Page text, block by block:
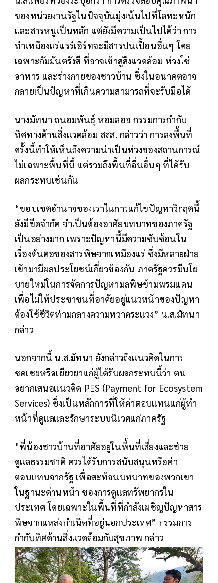
ของหน่วยงานรัฐในปัจจุบันมุ่งเน้นไปที่โลหะหนัก
และสารหนูเป็นหลัก แต่ยังมีความเป็นไปได้ว่า การ
ทำเหมืองแร่แรร์เอิร์ทจะมีสารปนเปื้อนอื่นๆ โดย
เฉพาะกัมมันตรังสี ที่อาจเข้าสู่สิ่งแวดล้อม ห่วงโซ่
อาหาร และร่างกายของชาวบ้าน ซึ่งในอนาคตอาจ
กลายเป็นปัญหาที่เกินความสามารถที่จะรับมือได้
นางมัทนา ถนอมพันธุ์ หอมลออ กรรมการกำกับ
ทิศทางด้านสิ่งแวดล้อม สสส. กล่าวว่า การลงพื้นที่
ครั้งนี้ทำให้เห็นถึงความน่าเป็นห่วงของสถานการณ์
ไม่เฉพาะพื้นที่นี้ แต่รวมถึงพื้นที่อื่นอื่นๆ ที่ได้รับ
ผลกระทบเช่นกัน
“ขอบเขตอำนาจของเราในการแก้ไขปัญหาวิกฤตนี้
ยังมีขีดจำกัด จำเป็นต้องอาศัยบทบาทของภาครัฐ
เป็นอย่างมาก เพราะปัญหานี้มีความซับซ้อนใน
เรื่องต้นตอของสารพิษจากเหมืองแร่ ซึ่งมีหลายฝ่าย
เข้ามามีผลประโยชน์เกี่ยวข้องกัน ภาครัฐควรมีนโย
บายใหม่ในการจัดการปัญหามลพิษข้ามพรมแดน
เพื่อไม่ให้ประชาชนที่อาศัยอยู่แนวหน้าของปัญหา
ต้องใช้ชีวิตท่ามกลางความหวาดระแวง” น.ส.มัทนา
กล่าว
นอกจากนี้ น.ส.มัทนา ยังกล่าวถึงแนวคิดในการ
ชดเชยหรือเยียวยาแก่ผู้ได้รับผลกระทบนี้ว่า ตน
อยากเสนอแนวคิด PES (Payment for Ecosystem
Services) ซึ่งเป็นหลักการที่ให้ค่าตอบแทนแก่ผู้ทำ
หน้าที่ดูแลและรักษาระบบนิเวศแก่ภาครัฐ
”พี่น้องชาวบ้านที่อาศัยอยู่ในพื้นที่เสี่ยงและช่วย
ดูแลธรรมชาติ ควรได้รับการสนับสนุนหรือค่า
ตอบแทนจากรัฐ เพื่อสะท้อนบทบาทของพวกเขา
ในฐานะด่านหน้า ของการดูแลทรัพยากรใน
ประเทศ โดยเฉพาะในพื้นที่ที่กำลังเผชิญปัญหาสาร
พิษจากแหล่งกำเนิดที่อยู่นอกประเทศ” กรรมการ
กำกับทิศด้านสิ่งแวดล้อมกับสุขภาพ กล่าว